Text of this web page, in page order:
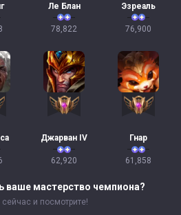
Ле Блан
78,822
Эзреаль
76,900
Джарван IV
62,920
Гнар
61,858
ваше мастерство чемпиона?
сейчас и посмотрите!